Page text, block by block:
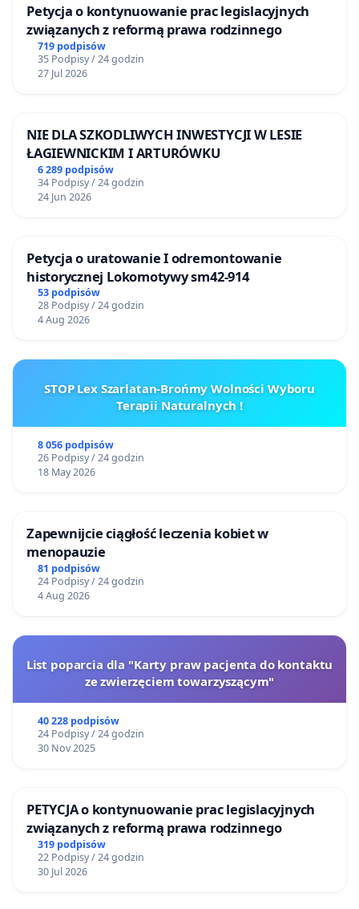
Petycja o kontynuowanie prac legislacyjnych
związanych z reformą prawa rodzinnego
719 podpisów
35 Podpisy / 24 godzin
27 Jul 2026
NIE DLA SZKODLIWYCH INWESTYCJI W LESIE
ŁAGIEWNICKIM I ARTURÓWKU
6 289 podpisów
34 Podpisy / 24 godzin
24 Jun 2026
Petycja o uratowanie I odremontowanie
historycznej Lokomotywy sm42-914
53 podpisów
28 Podpisy / 24 godzin
4 Aug 2026
STOP Lex Szarlatan-Brońmy Wolności Wyboru
Terapii Naturalnych !
8 056 podpisów
26 Podpisy / 24 godzin
18 May 2026
Zapewnijcie ciągłość leczenia kobiet w
menopauzie
81 podpisów
24 Podpisy / 24 godzin
4 Aug 2026
List poparcia dla "Karty praw pacjenta do kontaktu
ze zwierzęciem towarzyszącym"
40 228 podpisów
24 Podpisy / 24 godzin
30 Nov 2025
PETYCJA o kontynuowanie prac legislacyjnych
związanych z reformą prawa rodzinnego
319 podpisów
22 Podpisy / 24 godzin
30 Jul 2026